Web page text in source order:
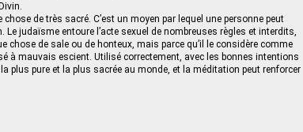
de très sacré. C’est un moyen par lequel une personne peut
Le judaïsme entoure l’acte sexuel de nombreuses règles et interdits,
chose de sale ou de honteux, mais parce qu’il le considère comme
à mauvais escient. Utilisé correctement, avec les bonnes intentions
plus pure et la plus sacrée au monde, et la méditation peut renforcer